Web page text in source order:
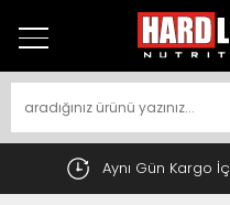
Aynı Gün Kargo